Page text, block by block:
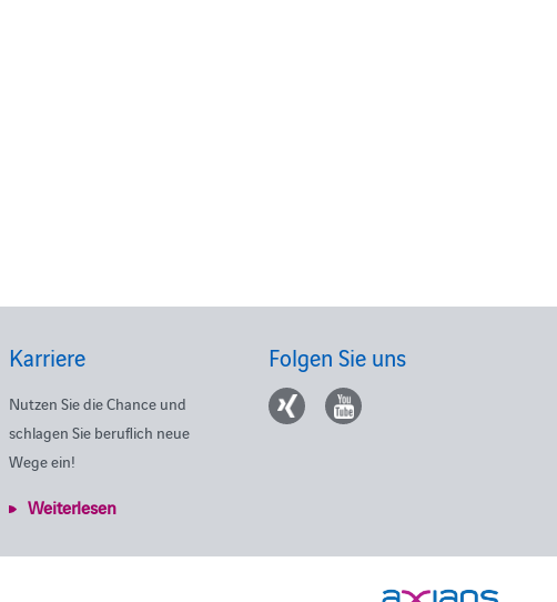
Karriere
Nutzen Sie die Chance und
schlagen Sie beruflich neue
Wege ein!
Weiterlesen
Folgen Sie uns